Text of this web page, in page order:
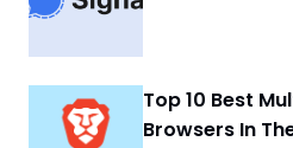
Top 10 Best
Browsers In